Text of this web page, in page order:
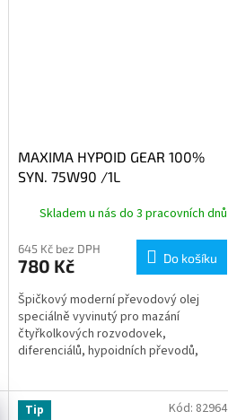
MAXIMA HYPOID GEAR 100%
SYN. 75W90 /1L
Skladem u nás do 3 pracovních dnů
645 Kč bez DPH
780 Kč Do košíku
Špičkový moderní převodový olej
speciálně vyvinutý pro mazání
čtyřkolkových rozvodovek,
diferenciálů, hypoidních převodů,
Tip Kód: 82964